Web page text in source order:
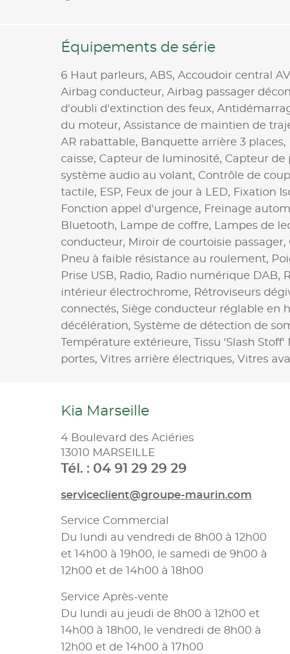
Équipements de série
6 Haut parleurs, ABS, Accoudoir central
Airbag conducteur, Airbag passager
d'oubli d'extinction des feux,
du moteur, Assistance de maintien de
AR rabattable, Banquette arrière 3 places,
caisse, Capteur de luminosité, Capteur de
système audio au volant, Contrôle de
tactile, ESP, Feux de jour à LED, Fixation
Fonction appel d'urgence, Freinage
Bluetooth, Lampe de coffre, Lampes de
conducteur, Miroir de courtoisie passager,
Pneu à faible résistance au roulement,
Prise USB, Radio, Radio numérique DAB,
intérieur électrochrome, Rétroviseurs
connectés, Siège conducteur réglable en
décélération, Système de détection de
Température extérieure,
Tissu 'Slash
portes, Vitres arrière électriques, Vitres
Kia Marseille
4 Boulevard des Aciéries
13010 MARSEILLE
Tél. : 04 91 29 29 29
serviceclient@groupe-maurin.com
Service Commercial
Du lundi au vendredi de 8h00 à 12h00
et 14h00 à 19h00, le samedi de 9h00 à
12h00 et de 14h00 à 18h00
Service Après-vente
Du lundi au jeudi de 8h00 à 12h00 et
14h00 à 18h00, le vendredi de 8h00 à
12h00 et de 14h00 à 17h00